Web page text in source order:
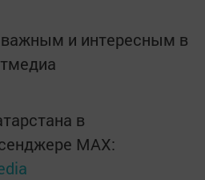
и интересным в
в
MАХ: